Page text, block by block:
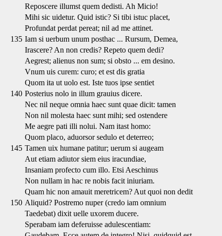
Reposcere illumst quem dedisti. Ah Micio!
Mihi sic uidetur. Quid istic? Si tibi istuc placet,
Profundat perdat pereat; nil ad me attinet.
135 Iam si uerbum unum posthac ... Rursum, Demea,
Irascere? An non credis? Repeto quem dedi?
Aegrest; alienus non sum; si obsto ... em desino.
Vnum uis curem: curo; et est dis gratia
Quom ita ut uolo est. Iste tuos ipse sentiet
140 Posterius nolo in illum grauius dicere.
Nec nil neque omnia haec sunt quae dicit: tamen
Non nil molesta haec sunt mihi; sed ostendere
Me aegre pati illi nolui. Nam itast homo:
Quom placo, aduorsor sedulo et deterreo;
145 Tamen uix humane patitur; uerum si augeam
Aut etiam adiutor siem eius iracundiae,
Insaniam profecto cum illo. Etsi Aeschinus
Non nullam in hac re nobis facit iniuriam.
Quam hic non amauit meretricem? Aut quoi non dedit
150 Aliquid? Postremo nuper (credo iam omnium
Taedebat) dixit uelle uxorem ducere.
Sperabam iam deferuisse adulescentiam: